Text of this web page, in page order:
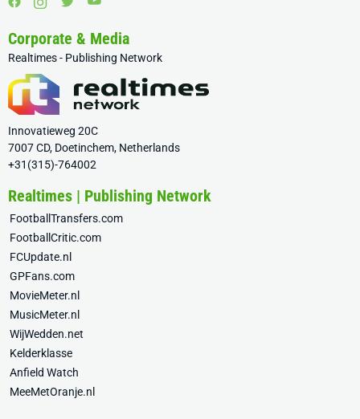
Corporate & Media
Realtimes - Publishing Network
Innovatieweg 20C
7007 CD, Doetinchem, Netherlands
+31(315)-764002
Realtimes | Publishing Network
FootballTransfers.com
FootballCritic.com
FCUpdate.nl
GPFans.com
MovieMeter.nl
MusicMeter.nl
WijWedden.net
Kelderklasse
Anfield Watch
MeeMetOranje.nl